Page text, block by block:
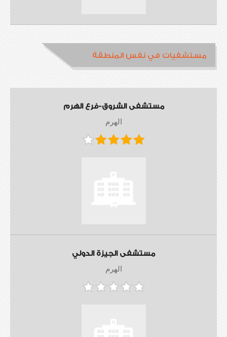
مستشفيات في نفس المنطقة
مستشفى الشروق-فرع الهرم
الهرم
مستشفى الجيزة الدولي
الهرم